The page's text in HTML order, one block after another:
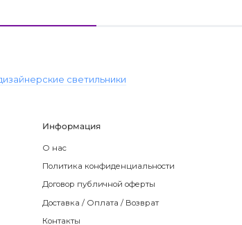
светильники
Информация
О нас
Политика конфиденциальности
Договор публичной оферты
Доставка / Оплата / Возврат
Контакты